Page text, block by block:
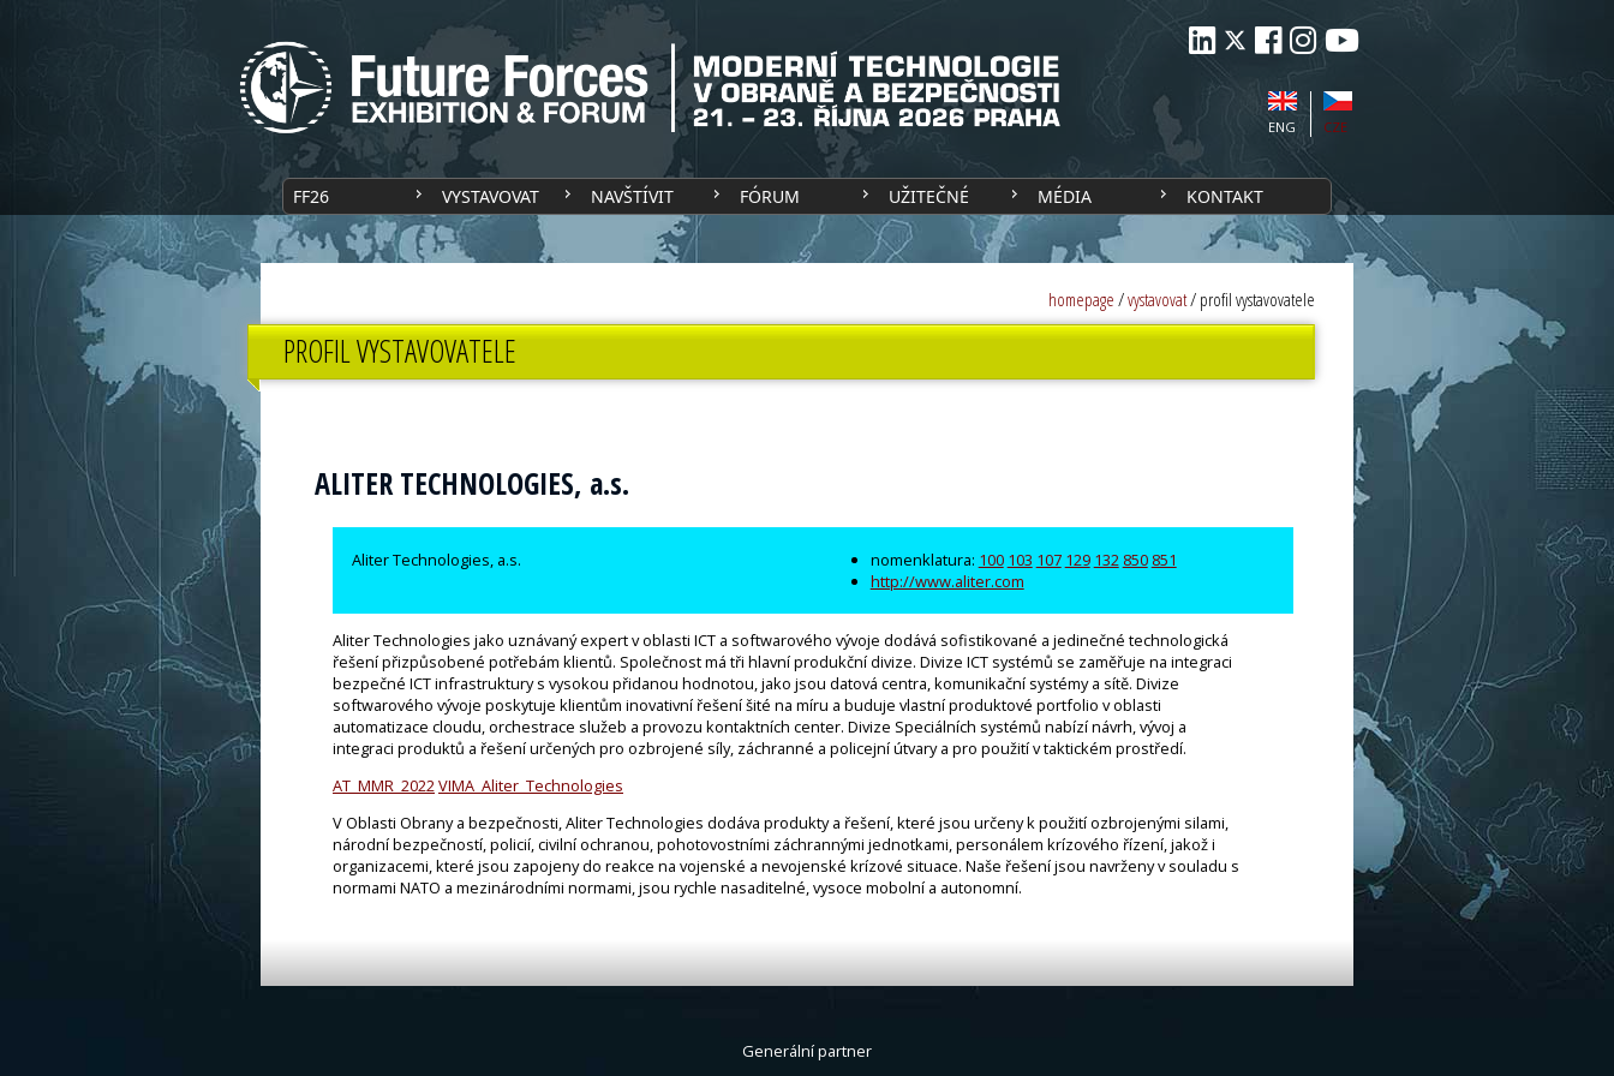
CZE
ENG
FF26 VYSTAVOVAT NAVŠTÍVIT FÓRUM UŽITEČNÉ MÉDIA KONTAKT
homepage/vystavovat/profil vystavovatele
PROFIL VYSTAVOVATELE
ALITER TECHNOLOGIES, a.s.
nomenklatura: 100 103 107 129 132 850 851
http://www.aliter.com
Aliter Technologies, a.s.
Aliter Technologies jako uznávaný expert v oblasti ICT a softwarového vývoje dodává sofistikované a jedinečné technologická
řešení přizpůsobené potřebám klientů. Společnost má tři hlavní produkční divize. Divize ICT systémů se zaměřuje na integraci
bezpečné ICT infrastruktury s vysokou přidanou hodnotou, jako jsou datová centra, komunikační systémy a sítě. Divize
softwarového vývoje poskytuje klientům inovativní řešení šité na míru a buduje vlastní produktové portfolio v oblasti
automatizace cloudu, orchestrace služeb a provozu kontaktních center. Divize Speciálních systémů nabízí návrh, vývoj a
integraci produktů a řešení určených pro ozbrojené síly, záchranné a policejní útvary a pro použití v taktickém prostředí.
AT_MMR_2022VIMA_Aliter_Technologies
V Oblasti Obrany a bezpečnosti, Aliter Technologies dodáva produkty a řešení, které jsou určeny k použití ozbrojenými silami,
národní bezpečností, policií, civilní ochranou, pohotovostními záchrannými jednotkami, personálem krízového řízení, jakož i
organizacemi, které jsou zapojeny do reakce na vojenské a nevojenské krízové situace. Naše řešení jsou navrženy v souladu s
normami NATO a mezinárodními normami, jsou rychle nasaditelné, vysoce mobolní a autonomní.
Generální partner